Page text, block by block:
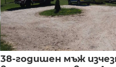
38-годишен мъж